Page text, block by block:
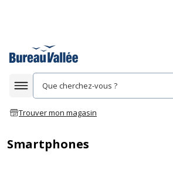
Afficher la navigation
Trouver mon magasin
Smartphones